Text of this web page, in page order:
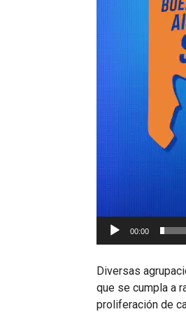
00:00
Diversas
que se cumpla a
proliferación de